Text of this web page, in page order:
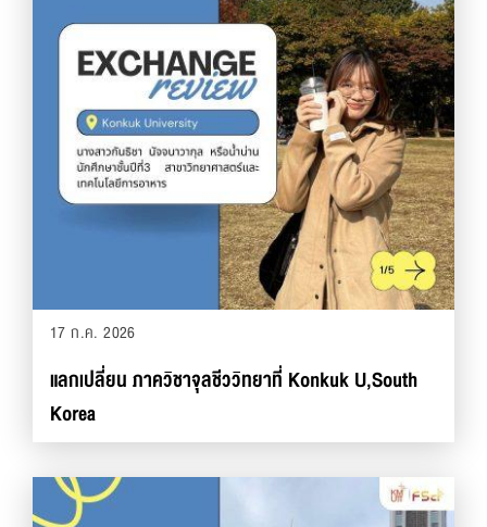
17 ก.ค. 2026
แลกเปลี่ยน ภาควิชาจุลชีววิทยาที่ Konkuk U,South
Korea